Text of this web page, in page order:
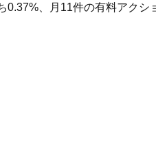
0.37%、月 11件の有料アクシ